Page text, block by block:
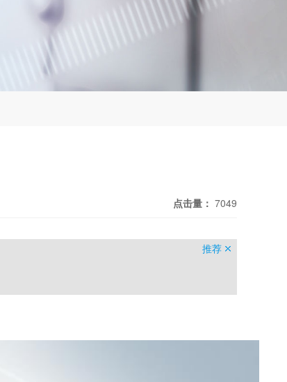
点击量： 7049
推荐